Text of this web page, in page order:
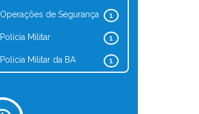
1
Operações de Segurança
1
Polícia Militar
1
Polícia Militar da BA